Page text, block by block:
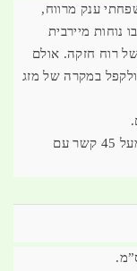
מיירבית
של רוח חזקה. אולם
במקרה של מזג
רוח חזקה מעל 15 קשר. מזג אוויר קיצון - רוח מעל 45 קשר עם